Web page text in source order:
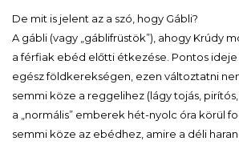
De mit is jelent az a szó, hogy Gábli?
A gábli (vagy „gáblifrüstök”), ahogy Krúdy
a férfiak ebéd előtti étkezése. Pontos
egész földkerekségen, ezen változtatni
semmi köze a reggelihez (lágy tojás,
a „normális” emberek hét-nyolc óra körül
semmi köze az ebédhez, amire a déli